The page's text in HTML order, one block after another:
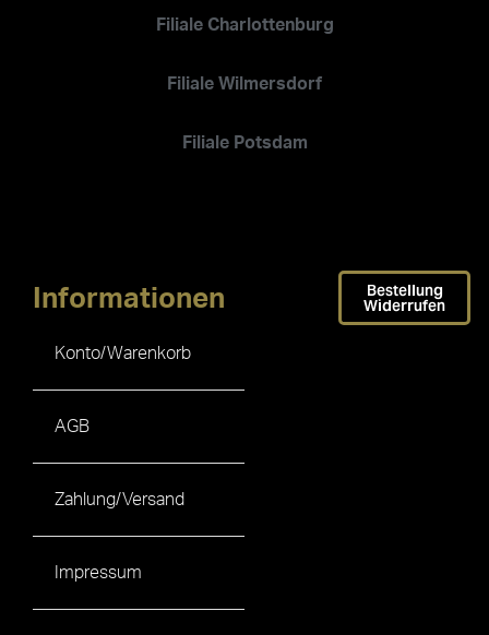
Filiale Charlottenburg
Filiale Wilmersdorf
Filiale Potsdam
Informationen
Konto/Warenkorb
AGB
Zahlung/Versand
Impressum
Bestellung
Widerrufen